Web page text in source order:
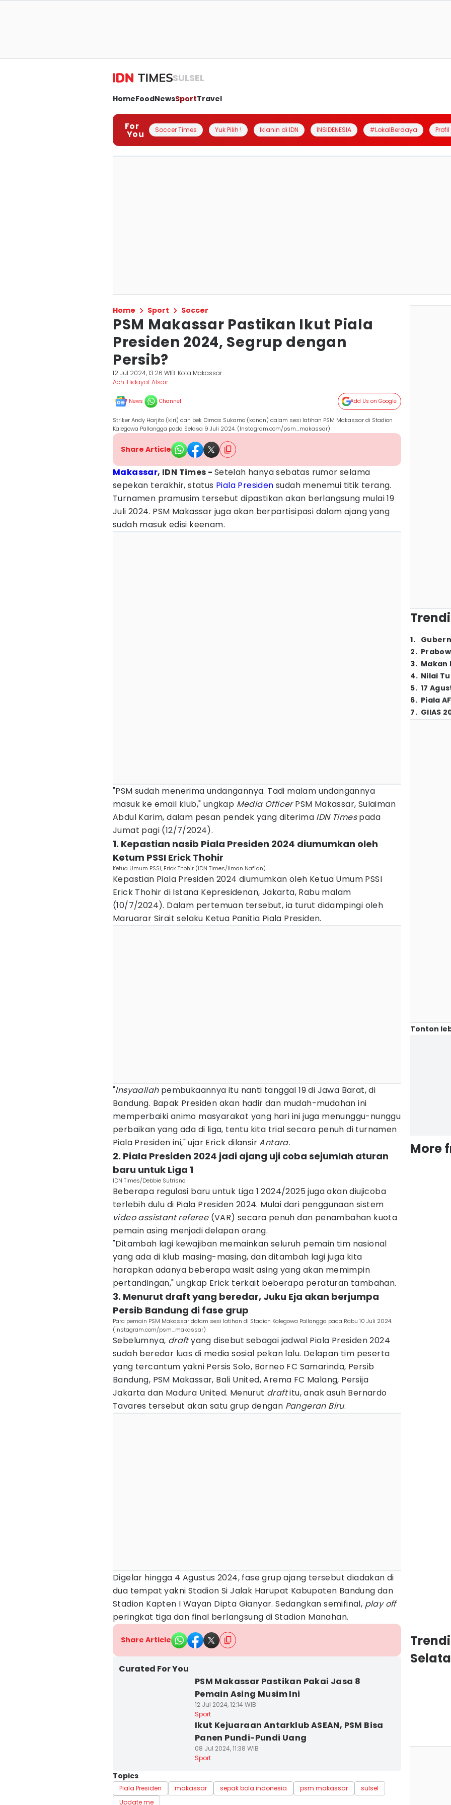
SULSEL
HomeFoodNewsSportTravel
For
You Soccer Times Yuk Pilih ! Iklanin di IDN INSIDENESIA #LokalBerdaya
Home Sport Soccer
PSM Makassar Pastikan Ikut Piala
Presiden 2024, Segrup dengan
Persib?
12 Jul 2024, 13:26 WIB Kota Makassar
Ach. Hidayat Alsair
News Channel Add Us on Google
Striker Andy Harjito (kiri) dan bek Dimas Sukarno (kanan) dalam sesi latihan PSM Makassar di Stadion
Kalegowa Pallangga pada Selasa 9 Juli 2024. (Instagram.com/psm_makassar)
Share Article
Makassar, IDN Times - Setelah hanya sebatas rumor selama
sepekan terakhir, status Piala Presiden sudah menemui titik terang.
Turnamen pramusim tersebut dipastikan akan berlangsung mulai 19
Juli 2024. PSM Makassar juga akan berpartisipasi dalam ajang yang
sudah masuk edisi keenam.
"PSM sudah menerima undangannya. Tadi malam undangannya
masuk ke email klub," ungkap Media OfficerPSM Makassar, Sulaiman
Abdul Karim, dalam pesan pendek yang diterima IDN Timespada
Jumat pagi (12/7/2024).
1. Kepastian nasib Piala Presiden 2024 diumumkan oleh
Ketum PSSI Erick Thohir
Ketua Umum PSSI, Erick Thohir (IDN Times/Ilman Nafi'an)
Kepastian Piala Presiden 2024 diumumkan oleh Ketua Umum PSSI
Erick Thohir di Istana Kepresidenan, Jakarta, Rabu malam
(10/7/2024). Dalam pertemuan tersebut, ia turut didampingi oleh
Maruarar Sirait selaku Ketua Panitia Piala Presiden.
"Insyaallahpembukaannya itu nanti tanggal 19 di Jawa Barat, di
Bandung. Bapak Presiden akan hadir dan mudah-mudahan ini
memperbaiki animo masyarakat yang hari ini juga menunggu-nunggu
perbaikan yang ada di liga, tentu kita trial secara penuh di turnamen
Piala Presiden ini," ujar Erick dilansirAntara.
2. Piala Presiden 2024 jadi ajang uji coba sejumlah aturan
baru untuk Liga 1
IDN Times/Debbie Sutrisno
Beberapa regulasi baru untuk Liga 1 2024/2025 juga akan diujicoba
terlebih dulu di Piala Presiden 2024. Mulai dari penggunaan sistem
video assistant referee(VAR) secara penuh dan penambahan kuota
pemain asing menjadi delapan orang.
"Ditambah lagi kewajiban memainkan seluruh pemain tim nasional
yang ada di klub masing-masing, dan ditambah lagi juga kita
harapkan adanya beberapa wasit asing yang akan memimpin
pertandingan," ungkap Erick terkait beberapa peraturan tambahan.
3. Menurut draft yang beredar, Juku Eja akan berjumpa
Persib Bandung di fase grup
Para pemain PSM Makassar dalam sesi latihan di Stadion Kalegowa Pallangga pada Rabu 10 Juli 2024.
(Instagram.com/psm_makassar)
Sebelumnya, draftyang disebut sebagai jadwal Piala Presiden 2024
sudah beredar luas di media sosial pekan lalu. Delapan tim peserta
yang tercantum yakni Persis Solo, Borneo FC Samarinda, Persib
Bandung, PSM Makassar, Bali United, Arema FC Malang, Persija
Jakarta dan Madura United. Menurut draftitu, anak asuh Bernardo
Tavares tersebut akan satu grup dengan Pangeran Biru.
Digelar hingga 4 Agustus 2024, fase grup ajang tersebut diadakan di
dua tempat yakni Stadion Si Jalak Harupat Kabupaten Bandung dan
Stadion Kapten I Wayan Dipta Gianyar. Sedangkan semifinal, play off
peringkat tiga dan final berlangsung di Stadion Manahan.
Share Article
Curated For You
PSM Makassar Pastikan Pakai Jasa 8
Pemain Asing Musim Ini
12 Jul 2024, 12:14 WIB
Sport
Ikut Kejuaraan Antarklub ASEAN, PSM Bisa
Panen Pundi-Pundi Uang
08 Jul 2024, 11:38 WIB
Sport
Topics
Piala Presiden makassar sepak bola indonesia psm makassar
sulsel
Update me
1.
2.
3. Makan
4. Nilai
5. 17
6. Piala
7. GIIAS
Tonton
More